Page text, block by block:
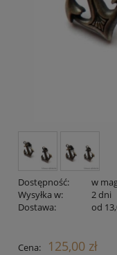
Dostępność:
w
Wysyłka w:
2 dni
Dostawa:
od
Cena nie zawiera
Cena: 125,00 zł